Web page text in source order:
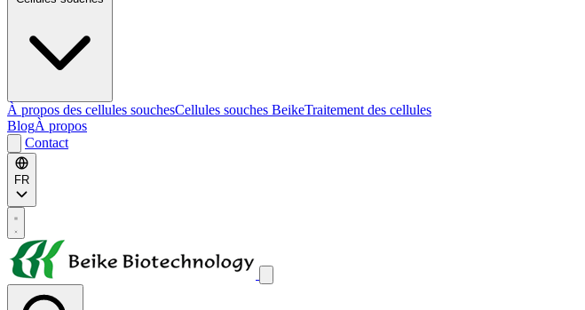
À propos des cellules souchesCellules souches BeikeTraitement des cellules
BlogÀ propos
Contact
FR